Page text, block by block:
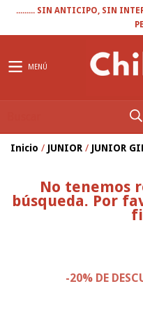
......... SIN ANTICIPO, SIN
MENÚ
Inicio / JUNIOR / JUNIOR
No tenemos
búsqueda. Por
-20% DE